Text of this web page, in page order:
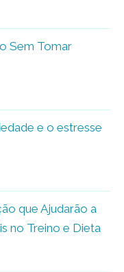
Sem Tomar
e o estresse
que Ajudarão a
no Treino e Dieta